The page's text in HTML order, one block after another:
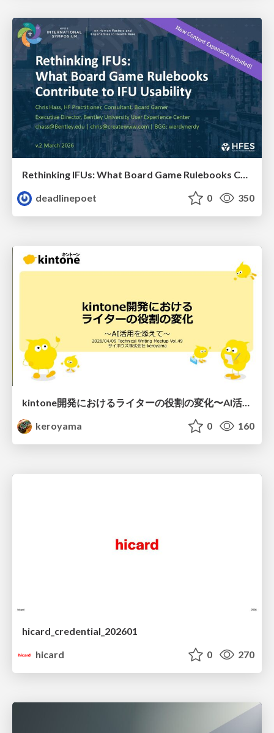
Rethinking IFUs: What Board Game Rulebooks Contribute to IFU Usability
deadlinepoet
0 350
kintone開発における​ライターの役割の変化​〜AI活用を添えて〜 / Changes in the Role of Writers in Kintone Development
keroyama
0 160
hicard_credential_202601
hicard
0 270